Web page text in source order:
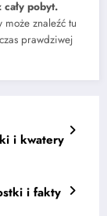
pobyt.
znaleźć tu
prawdziwej
i kwatery
i fakty